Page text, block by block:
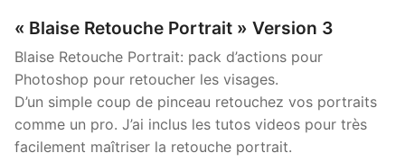
« Blaise Retouche Portrait » Version 3
Blaise Retouche Portrait: pack d’actions pour
Photoshop pour retoucher les visages.
D’un simple coup de pinceau retouchez vos portraits
comme un pro. J’ai inclus les tutos videos pour très
facilement maîtriser la retouche portrait.